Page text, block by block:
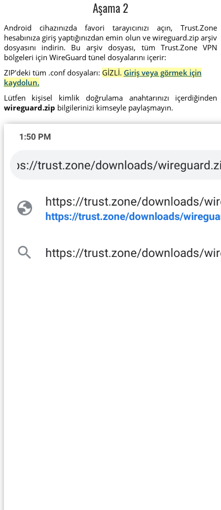
Aşama 2
Android cihazınızda favori tarayıcınızı açın, Trust.Zone
hesabınıza giriş yaptığınızdan emin olun ve wireguard.zip arşiv
dosyasını indirin. Bu arşiv dosyası, tüm Trust.Zone VPN
bölgeleri için WireGuard tünel dosyalarını içerir:
ZIP'deki tüm .conf dosyaları: GİZLİ. Giriş veya görmek için
kaydolun.
Lütfen kişisel kimlik doğrulama anahtarınızı içerdiğinden
wireguard.zip bilgilerinizi kimseyle paylaşmayın.